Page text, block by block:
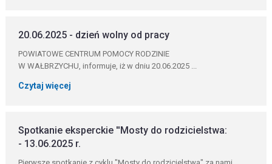
20.06.2025 - dzień wolny od pracy
POWIATOWE CENTRUM POMOCY RODZINIE
W WAŁBRZYCHU, informuje, iż w dniu 20.06.2025 ...
Czytaj więcej
Spotkanie eksperckie ''Mosty do rodzicielstwa:
- 13.06.2025 r.